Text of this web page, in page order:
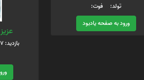
تولد: فوت:
ورود به صفحه یادبود
بازدید: 427 - کد متوفی: 28721